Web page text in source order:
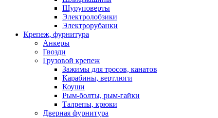
Шуруповерты
Электролобзики
Электрорубанки
Крепеж, фурнитура
Анкеры
Гвозди
Грузовой крепеж
Зажимы для тросов, канатов
Карабины, вертлюги
Коуши
Рым-болты, рым-гайки
Талрепы, крюки
Дверная фурнитура